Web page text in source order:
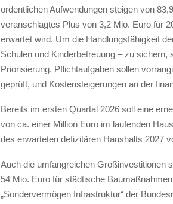
ordentlichen Aufwendungen steigen von
veranschlagtes Plus von 3,2 Mio. Euro für
erwartet wird. Um die Handlungsfähigkeit
Schulen und Kinderbetreuung – zu
Priorisierung. Pflichtaufgaben sollen
geprüft, und Kostensteigerungen an der
Bereits im ersten Quartal 2026 soll eine
von ca. einer Million Euro im laufenden
des erwarteten defizitären Haushalts 2027
Auch die umfangreichen Großinvestitionen
54 Mio. Euro für städtische
„Sondervermögen Infrastruktur“ der